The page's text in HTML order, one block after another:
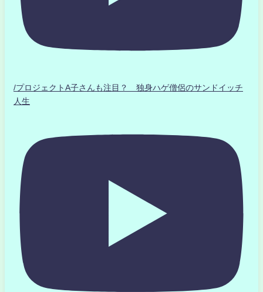
/プロジェクトA子さんも注目？ 独身ハゲ僧侶のサンドイッチ
人生